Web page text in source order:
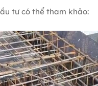
tư có thể tham khảo: